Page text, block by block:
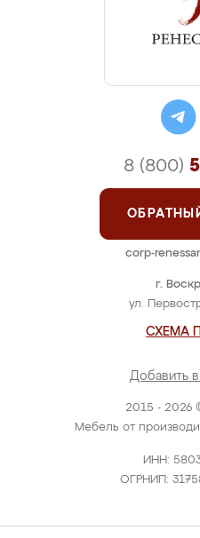
2015 - 2026
Мебель от
ИНН:
ОГРНИП:
г.
ул.
СХЕМА
Добавить
8 (800)
corp-